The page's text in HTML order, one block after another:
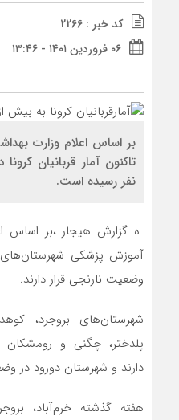
کد خبر : 2266
۰۶ فروردین ۱۴۰۱ - ۱۳:۴۶
بر اساس اعلام وزارت
نفر رسیده است.
ه گزارش هیجار ،بر اساس
آموزش پزشکی شهرستان‌های
وضعیت نارنجی قرار دارند.
شهرستان‌های بروجرد،
پلدختر، چگنی و رومشکان
دارند و شهرستان دورود در
هفته گذشته خرم‌آباد،